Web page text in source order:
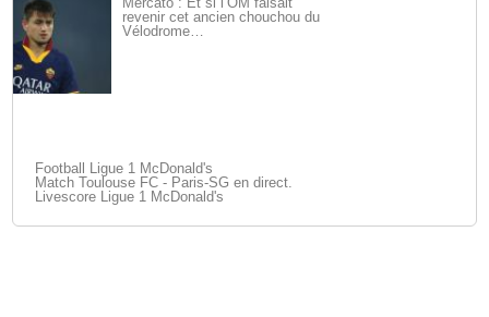
revenir cet ancien chouchou du
Vélodrome…
Football Ligue 1 McDonald's
Match Toulouse FC - Paris-SG en direct.
Livescore Ligue 1 McDonald's